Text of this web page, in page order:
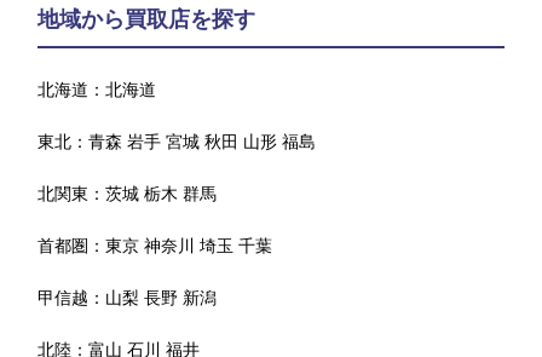
地域から買取店を探す
北海道：北海道
東北：青森 岩手 宮城 秋田 山形 福島
北関東：茨城 栃木 群馬
首都圏：東京 神奈川 埼玉 千葉
甲信越： 山梨 長野 新潟
北陸：富山 石川 福井